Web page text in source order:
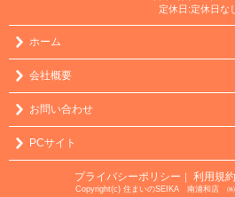
定休日:定休日な
ホーム
会社概要
お問い合わせ
PCサイト
プライバシーポリシー ｜ 利用規約
Copyright(c) 住まいのSEIKA 南浦和店 ㈱